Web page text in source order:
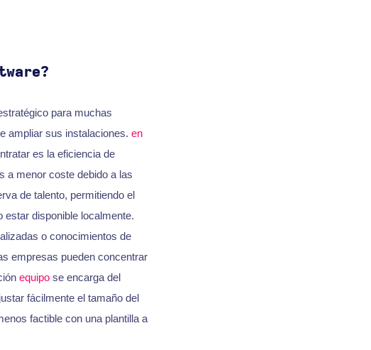
para muchas
ampliar sus instalaciones. en
es la eficiencia de
a menor coste debido a las
de talento, permitiendo el
disponible localmente.
o conocimientos de
empresas pueden concentrar
equipose encarga del
fácilmente el tamaño del
factible con una plantilla a